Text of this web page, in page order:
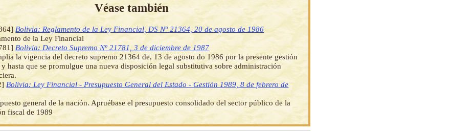
Véase también
Bolivia: Reglamento de la Ley Financial, DS Nº 21364, 20 de agosto de 1986
de la Ley Financial
Bolivia: Decreto Supremo Nº 21781, 3 de diciembre de 1987
la vigencia del decreto supremo 21364 de, 13 de agosto do 1986 por la presente gestión
hasta que se promulgue una nueva disposición legal substitutiva sobre administración
Bolivia: Ley Financial - Presupuesto General del Estado - Gestión 1989, 8 de febrero de
general de la nación. Apruébase el presupuesto consolidado del sector público de la
fiscal de 1989